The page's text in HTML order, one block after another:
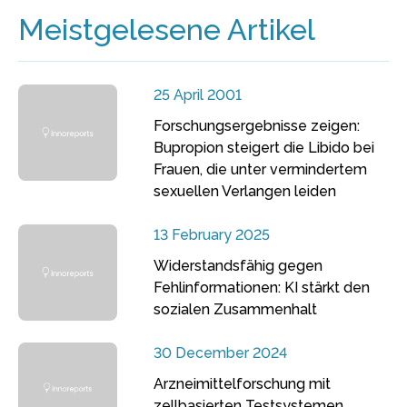
Meistgelesene Artikel
25 April 2001
Forschungsergebnisse zeigen:
Bupropion steigert die Libido bei
Frauen, die unter vermindertem
sexuellen Verlangen leiden
13 February 2025
Widerstandsfähig gegen
Fehlinformationen: KI stärkt den
sozialen Zusammenhalt
30 December 2024
Arzneimittelforschung mit